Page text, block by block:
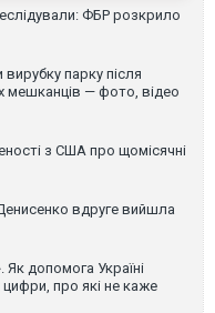
ФБР розкрило
парку після
мешканців — фото, відео
з США про щомісячні
вдруге вийшла
Як допомога Україні
про які не каже